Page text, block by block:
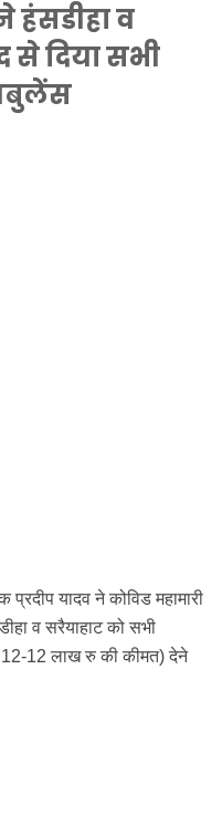
हंसडीहा व
से दिया सभी
प्रदीप यादव ने कोविड महामारी
व सरैयाहाट को सभी
12 लाख रु की कीमत) देने